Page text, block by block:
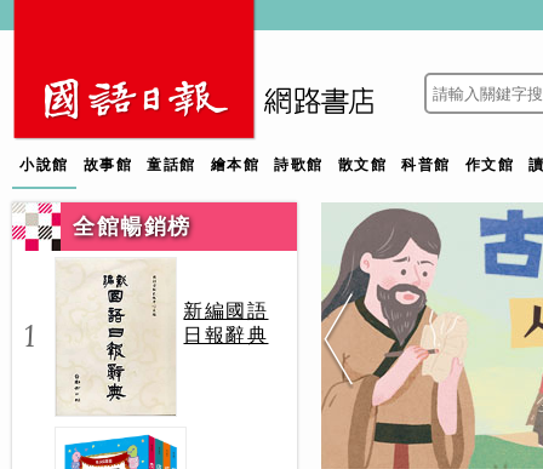
小說館 故事館 童話館 繪本館 詩歌館 散文館 科普館 作文館
全館暢銷榜
1
新編國語
日報辭典